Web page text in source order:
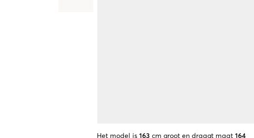
Het model is 163 cm groot en draagt maat 164